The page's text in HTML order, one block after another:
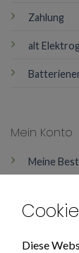
Mein Konto
Meine
Über Uns
Zahlung
alt
Diese